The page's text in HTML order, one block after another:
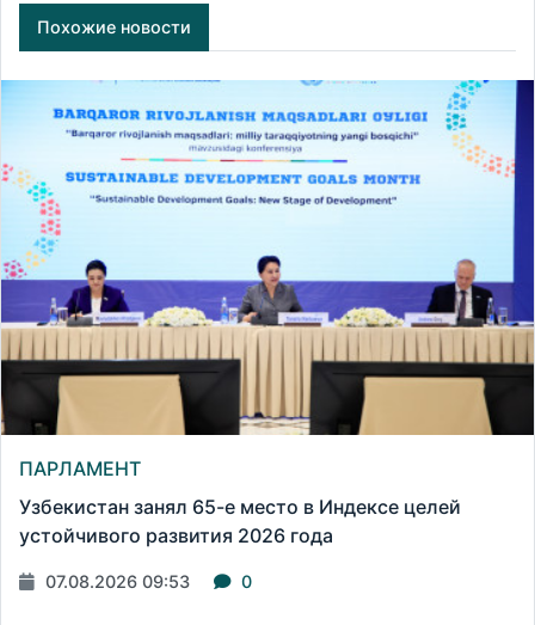
Похожие новости
ПАРЛАМЕНТ
Узбекистан занял 65-е место в Индексе целей
устойчивого развития 2026 года
07.08.2026 09:53 0